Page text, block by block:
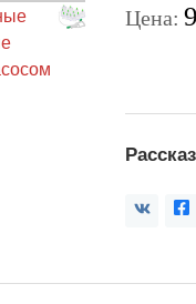
Цена: